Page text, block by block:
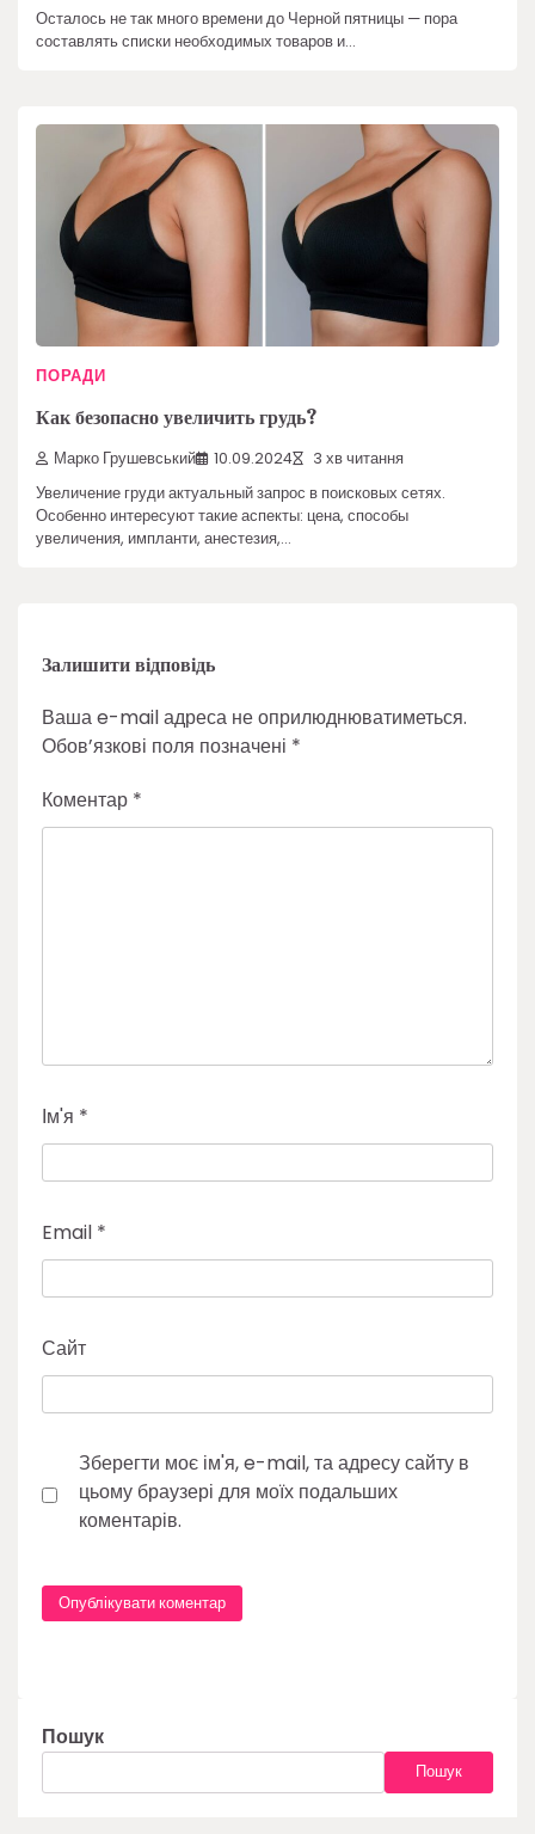
Осталось не так много времени до Черной пятницы — пора
составлять списки необходимых товаров и…
ПОРАДИ
Как безопасно увеличить грудь?
Марко Грушевський 10.09.2024 3 хв читання
Увеличение груди актуальный запрос в поисковых сетях.
Особенно интересуют такие аспекты: цена, способы
увеличения, импланти, анестезия,…
Залишити відповідь
Ваша e-mail адреса не оприлюднюватиметься.
Обов’язкові поля позначені *
Коментар *
Ім'я *
Email *
Сайт
Зберегти моє ім'я, e-mail, та адресу сайту в
цьому браузері для моїх подальших
коментарів.
Пошук
Пошук